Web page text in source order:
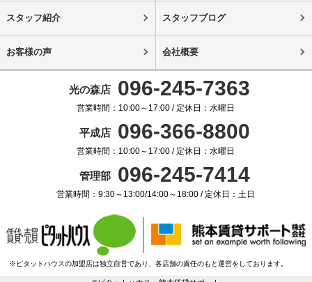
スタッフ紹介 スタッフブログ
お客様の声 会社概要
光の森店 096-245-7363
営業時間：10:00～17:00 / 定休日：水曜日
平成店 096-366-8800
営業時間：10:00～17:00 / 定休日：水曜日
管理部 096-245-7414
営業時間：9:30～13:00/14:00～18:00 / 定休日：土日
※ピタットハウスの加盟店は独立自営であり、各店舗の責任のもと運営をしております。